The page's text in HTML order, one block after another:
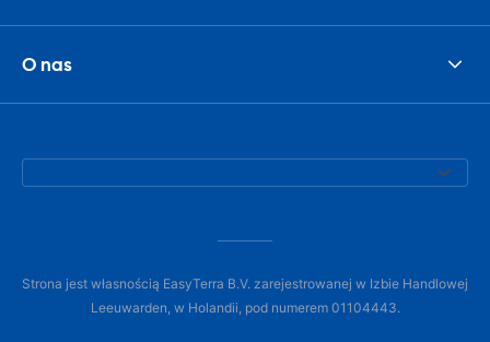
O nas
Strona jest własnością EasyTerra B.V. zarejestrowanej w Izbie Handlowej
Leeuwarden, w Holandii, pod numerem 01104443.